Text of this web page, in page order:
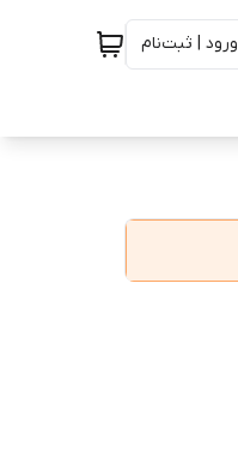
ورود | ثبت‌نام